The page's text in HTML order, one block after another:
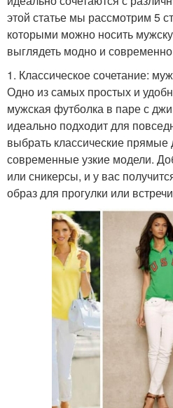
этой статье мы рассмотрим 5
которыми можно носить
выглядеть модно и
1. Классическое сочетание:
Одно из самых простых и
мужская футболка в паре с
идеально подходит для
выбрать классические
современные узкие модели.
или сникерсы, и у вас
образ для прогулки или